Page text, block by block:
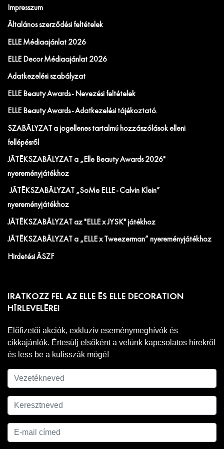
Impresszum
Általános szerződési feltételek
ELLE Médiaajánlat 2026
ELLE Decor Médiaajánlat 2026
Adatkezelési szabályzat
ELLE Beauty Awards - Nevezési feltételek
ELLE Beauty Awards - Adatkezelési tájékoztató.
SZABÁLYZAT a jogellenes tartalmú hozzászólások elleni
fellépésről
JÁTÉKSZABÁLYZAT a „Elle Beauty Awards 2026"
nyereményjátékhoz
JÁTÉKSZABÁLYZAT „SoMe ELLE - Calvin Klein”
nyereményjátékhoz
JÁTÉKSZABÁLYZAT az "ELLE x JYSK" játékhoz
JÁTÉKSZABÁLYZAT a „ELLE x Tweezerman” nyereményjátékhoz
Hirdetési ÁSZF
IRATKOZZ FEL AZ ELLE ÉS ELLE DECORATION
HÍRLEVELÉRE!
Előfizetői akciók, exkluzív eseménymeghívók és
cikkajánlók. Értesülj elsőként a velünk kapcsolatos hírekről
és less be a kulisszák mögé!